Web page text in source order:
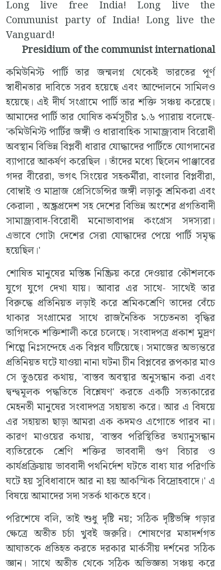
Long live free India! Long live the
Communist party of India! Long live the
Vanguard!
Presidium of the communist international
কমিউনিস্ট পার্টি তার জন্মলগ্ন থেকেই ভারতের পূর্ণ
স্বাধীনতার দাবিতে সরব হয়েছে এবং আন্দোলনে সামিলও
হয়েছে। এই দীর্ঘ সংগ্রামে পার্টি তার শক্তি সঞ্চয় করেছে।
আমাদের পার্টি তার ঘোষিত কর্মসূচীর ১.৬ প‍্যারায় বলেছে-
'কমিউনিস্ট পার্টির জঙ্গী ও ধারাবাহিক সামাজ্র‍্যবাদ বিরোধী
অবস্থান বিভিন্ন বিপ্লবী ধারার যোদ্ধাদের পার্টিতে যোগদানের
ব‍্যাপারে আকর্ষণ করেছিল । তাঁদের মধ‍্যে ছিলেন পাঞ্জাবের
গদর বীরেরা, ভগৎ সিংয়ের সহকর্মীরা, বাংলার বিপ্লবীরা,
বোম্বাই ও মাদ্রাজ প্রেসিডেন্সির জঙ্গী লড়াকু শ্রমিকরা এবং
কেরালা , অন্ধ্রপ্রদেশ সহ দেশের বিভিন্ন অংশের প্রগতিবাদী
সামাজ্র‍্যবাদ-বিরোধী মনোভাবাপন্ন কংগ্রেস সদস‍্যরা।
এভাবে গোটা দেশের সেরা যোদ্ধাদের পেয়ে পার্টি সমৃদ্ধ
হয়েছিল।'
শোষিত মানুষের মস্তিষ্ক নিষ্ক্রিয় করে দেওয়ার কৌশলকে
যুগে যুগে দেখা যায়। আবার এর সাথে- সাথেই তার
বিরুদ্ধে প্রতিনিয়ত লড়াই করে শ্রমিকশ্রেণি তাদের বেঁচে
থাকার সংগ্রামের সাথে রাজনৈতিক সচেতনতা বৃদ্ধির
তাগিদকে শক্তিশালী করে চলেছে। সংবাদপত্র প্রকাশ মুদ্রণ
শিল্পে নিঃসন্দেহে এক বিপ্লব ঘটিয়েছে। সমাজের অভ‍্যন্তরে
প্রতিনিয়ত ঘটে যাওয়া নানা ঘটনা চীন বিপ্লবের রূপকার মাও
সে তুঙয়ের কথায়, 'বাস্তব অবস্থার অনুসন্ধান করা এবং
দ্বন্দ্বমূলক পদ্ধতিতে বিশ্লেষণ' করতে একটি সত‍্যকারের
মেহনতী মানুষের সংবাদপত্র সহায়তা করে। আর এ বিষয়ে
এর সহায়তা ছাড়া আমরা এক কদমও এগোতে পারব না।
কারণ মাওয়ের কথায়, 'বাস্তব পরিস্থিতির তথ‍্যানুসন্ধান
ব‍্যতিরেকে শ্রেণি শক্তির ভাববাদী গুণ বিচার ও
কার্যপ্রক্রিয়ায় ভাববাদী পথনির্দেশ ঘটতে বাধ‍্য যার পরিণতি
ঘটে হয় সুবিধাবাদে আর না হয় আকস্মিক বিদ্রোহবাদে।' এ
বিষয়ে আমাদের সদা সতর্ক থাকতে হবে।
পরিশেষে বলি, তাই শুধু দৃষ্টি নয়; সঠিক দৃষ্টিভঙ্গি গড়ার
ক্ষেত্রে অতীত চর্চা খুবই জরুরি। শোষণের মতাদর্শগত
আঘাতকে প্রতিহত করতে দরকার মার্কসীয় দর্শনের সঠিক
জ্ঞান। সাথে অতীত থেকে সঠিক অভিজ্ঞতা সঞ্চয় করে